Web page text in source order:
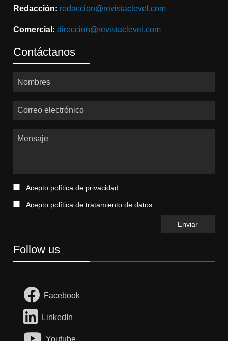
Redacción: redaccion@revistaclevel.com
Comercial: direccion@revistaclevel.com
Contáctanos
Nombres
Correo electrónico
Mensaje
Acepto política de privacidad
Acepto política de tratamiento de datos
Follow us
Facebook
LinkedIn
Youtube